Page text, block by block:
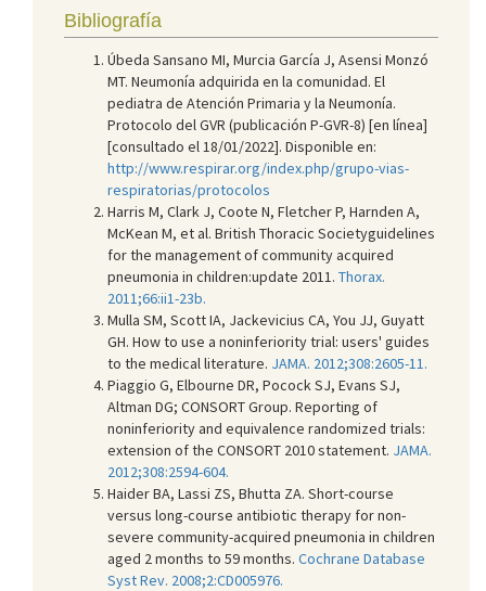
Bibliografía
Úbeda Sansano MI, Murcia García J, Asensi Monzó
MT. Neumonía adquirida en la comunidad. El
pediatra de Atención Primaria y la Neumonía.
Protocolo del GVR (publicación P-GVR-8) [en línea]
[consultado el 18/01/2022]. Disponible en:
http://www.respirar.org/index.php/grupo-vias-
respiratorias/protocolos
Harris M, Clark J, Coote N, Fletcher P, Harnden A,
McKean M, et al. British Thoracic Societyguidelines
for the management of community acquired
pneumonia in children:update 2011. Thorax.
2011;66:ii1-23b.
Mulla SM, Scott IA, Jackevicius CA, You JJ, Guyatt
GH. How to use a noninferiority trial: users' guides
to the medical literature. JAMA. 2012;308:2605-11.
Piaggio G, Elbourne DR, Pocock SJ, Evans SJ,
Altman DG; CONSORT Group. Reporting of
noninferiority and equivalence randomized trials:
extension of the CONSORT 2010 statement. JAMA.
2012;308:2594-604.
Haider BA, Lassi ZS, Bhutta ZA. Short-course
versus long-course antibiotic therapy for non-
severe community-acquired pneumonia in children
aged 2 months to 59 months. Cochrane Database
Syst Rev. 2008;2:CD005976.